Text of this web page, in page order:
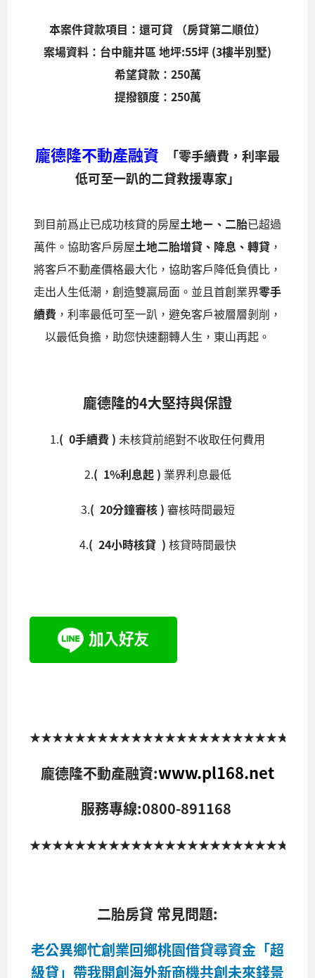
本案件貸款項目：還可貸 （房貸第二順位）
案場資料：台中龍井區 地坪:55坪 (3樓半別墅)
希望貸款：250萬
提撥額度：250萬
龐德隆不動產融資
「零手續費，利率最
低可至一趴的二貸救援專家」
到目前爲止已成功核貸的房屋土地ㄧ、二胎已超過
萬件。協助客戶房屋土地二胎增貸、降息、轉貸 ，
將客戶不動產價格最大化，協助客戶降低負債比，
走出人生低潮，創造雙贏局面。並且首創業界零手
續費 ，利率最低可至一趴，避免客戶被層層剝削，
以最低負擔，助您快速翻轉人生，東山再起。
龐德隆的4大堅持與保證
1.( 0手續費 ) 未核貸前絕對不收取任何費用
2.( 1%利息起 ) 業界利息最低
3.( 20分鐘審核 ) 審核時間最短
4.( 24小時核貸 ) 核貸時間最快
★★★★★★★★★★★★★★★★★★★★★★★★
龐德隆不動產融資:www.pl168.net
服務專線:0800-891168
★★★★★★★★★★★★★★★★★★★★★★★★
二胎房貸 常見問題:
老公異鄉忙創業回鄉桃園借貸尋資金「超
級貸」帶我開創海外新商機共創未來錢景